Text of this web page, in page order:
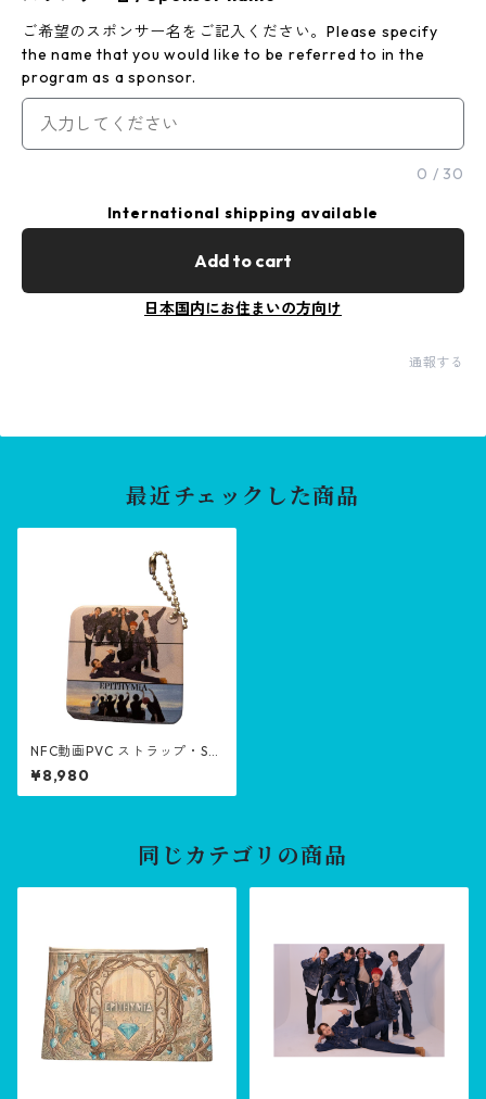
ご希望のスポンサー名をご記入ください。Please specify
the name that you would like to be referred to in the
program as a sponsor.
0 / 30
International shipping available
Add to cart
日本国内にお住まいの方向け
通報する
最近チェックした商品
NFC動画PVC ストラップ・Str
ap with NFC video【Clover
♣️member (半額商品・Half-p
rice goods)】
¥8,980
同じカテゴリの商品